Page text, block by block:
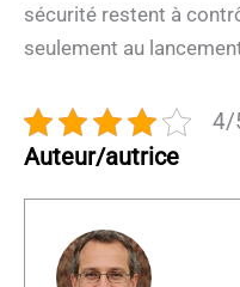
sécurité restent à
seulement au
4/
Auteur/autrice